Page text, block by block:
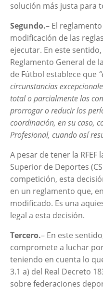
solución más justa para
Segundo.– El
modificación de las
ejecutar. En este
Reglamento General de
de Fútbol establece que
circunstancias
total o parcialmente las
prorrogar o reducir los
coordinación, en su caso,
Profesional, cuando así
A pesar de tener la RFEF
Superior de Deportes
competición, esta
en un reglamento que,
modificado. Es una
legal a esta decisión.
Tercero.– En este
compromete a luchar
teniendo en cuenta lo
3.1 a) del Real Decreto
sobre federaciones